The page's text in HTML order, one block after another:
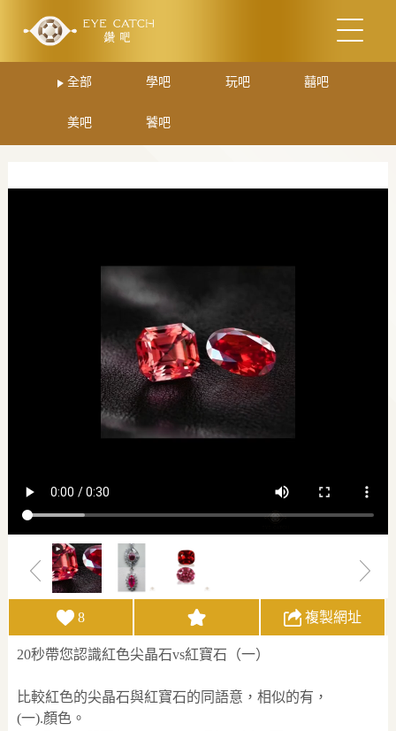
全部 學吧 玩吧 囍吧
美吧 饕吧
8 複製網址
20秒帶您認識紅色尖晶石vs紅寶石（一）
比較紅色的尖晶石與紅寶石的同語意，相似的有，
(一).顏色。